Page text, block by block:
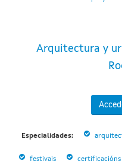
Arquitectura y
Especialidades:
festivais certificacións